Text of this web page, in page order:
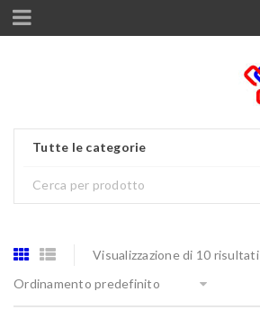
Tutte le categorie
Visualizzazione di 10 risultati
Ordinamento predefinito